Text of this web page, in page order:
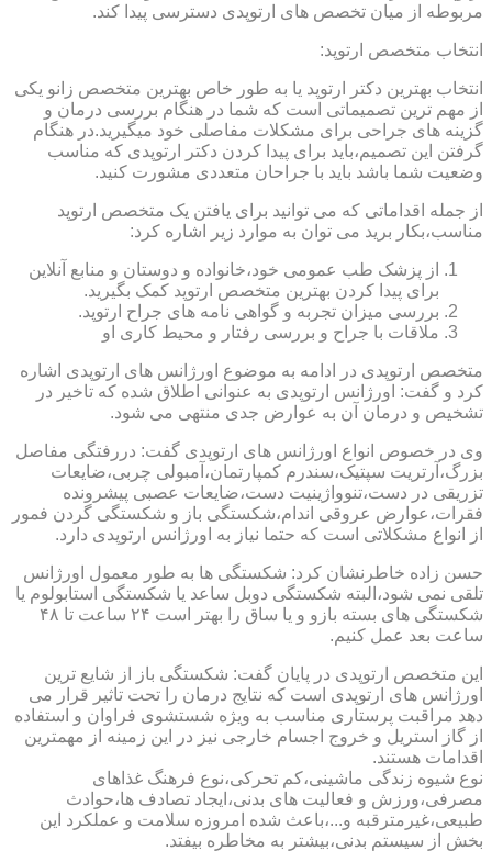
مربوطه از میان تخصص های ارتوپدی دسترسی پیدا کند.
انتخاب متخصص ارتوپد:
انتخاب بهترین دکتر ارتوپد یا به طور خاص بهترین متخصص زانو یکی
از مهم ترین تصمیماتی است که شما در هنگام بررسی درمان و
گزینه های جراحی برای مشکلات مفاصلی خود میگیرید.در هنگام
گرفتن این تصمیم،باید برای پیدا کردن دکتر ارتوپدی که مناسب
وضعیت شما باشد باید با جراحان متعددی مشورت کنید.
از جمله اقداماتی که می توانید برای یافتن یک متخصص ارتوپد
مناسب،بکار برید می توان به موارد زیر اشاره کرد:
از پزشک طب عمومی خود،خانواده و دوستان و منابع آنلاین
برای پیدا کردن بهترین متخصص ارتوپد کمک بگیرید.
بررسی میزان تجربه و گواهی نامه های جراح ارتوپد.
ملاقات با جراح و بررسی رفتار و محیط کاری او
متخصص ارتوپدی در ادامه به موضوع اورژانس های ارتوپدی اشاره
کرد و گفت: اورژانس ارتوپدی به عنوانی اطلاق شده که تاخیر در
تشخیص و درمان آن به عوارض جدی منتهی می شود.
وی در خصوص انواع اورژانس های ارتوپدی گفت: دررفتگی مفاصل
بزرگ،آرتریت سپتیک،سندرم کمپارتمان،آمبولی چربی،ضایعات
تزریقی در دست،تنوواژینیت دست،ضایعات عصبی پیشرونده
فقرات،عوارض عروقی اندام،شکستگی باز و شکستگی گردن فمور
از انواع مشکلاتی است که حتما نیاز به اورژانس ارتوپدی دارد.
حسن زاده خاطرنشان کرد: شکستگی ها به طور معمول اورژانس
تلقی نمی شود،البته شکستگی دوبل ساعد یا شکستگی استابولوم یا
شکستگی های بسته بازو و یا ساق را بهتر است ۲۴ ساعت تا ۴۸
ساعت بعد عمل کنیم.
این متخصص ارتوپدی در پایان گفت: شکستگی باز از شایع ترین
اورژانس های ارتوپدی است که نتایج درمان را تحت تاثیر قرار می
دهد مراقبت پرستاری مناسب به ویژه شستشوی فراوان و استفاده
از گاز استریل و خروج اجسام خارجی نیز در این زمینه از مهمترین
اقدامات هستند.
نوع شیوه زندگی ماشینی،کم تحرکی،نوع فرهنگ غذاهای
مصرفی،ورزش و فعالیت های بدنی،ایجاد تصادف ها،حوادث
طبیعی،غیرمترقبه و...،باعث شده امروزه سلامت و عملکرد این
بخش از سیستم بدنی،بیشتر به مخاطره بیفتد.